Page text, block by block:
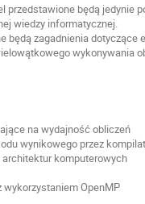
przedstawione będą jedynie
wiedzy informatycznej.
będą zagadnienia
wykonywania
na wydajność obliczeń
wynikowego przez
komputerowych
OpenMP